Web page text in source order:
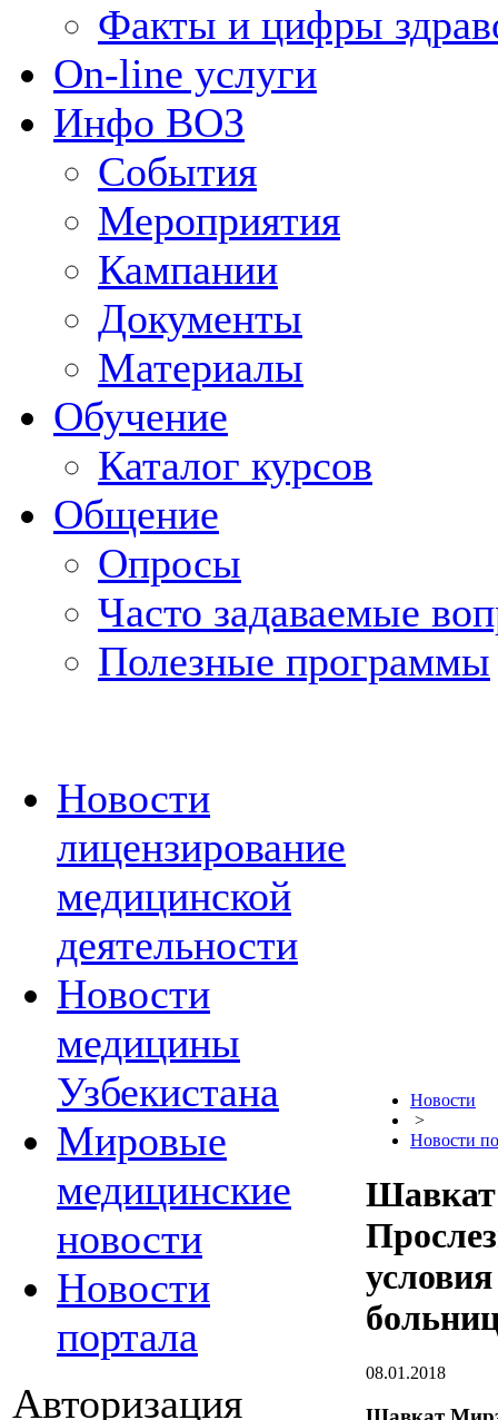
Факты и цифры
On-line услуги
Инфо ВОЗ
События
Мероприятия
Кампании
Документы
Материалы
Обучение
Каталог курсов
Общение
Опросы
Часто задаваемые
Полезные программы
Новости
лицензирование
медицинской
деятельности
Новости
медицины
Узбекистана
Мировые
медицинские
новости
Новости
портала
Авторизация
Новости
>
Новости
08.01.2018